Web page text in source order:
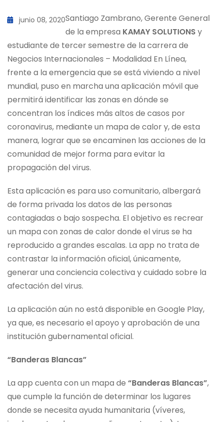
junio 08, 2020Santiago Zambrano, Gerente General
de la empresa KAMAY SOLUTIONS y
estudiante de tercer semestre de la carrera de
Negocios Internacionales – Modalidad En Línea,
frente a la emergencia que se está viviendo a nivel
mundial, puso en marcha una aplicación móvil que
permitirá identificar las zonas en dónde se
concentran los índices más altos de casos por
coronavirus, mediante un mapa de calor y, de esta
manera, lograr que se encaminen las acciones de la
comunidad de mejor forma para evitar la
propagación del virus.
Esta aplicación es para uso comunitario, albergará
de forma privada los datos de las personas
contagiadas o bajo sospecha. El objetivo es recrear
un mapa con zonas de calor donde el virus se ha
reproducido a grandes escalas. La app no trata de
contrastar la información oficial, únicamente,
generar una conciencia colectiva y cuidado sobre la
afectación del virus.
La aplicación aún no está disponible en Google Play,
ya que, es necesario el apoyo y aprobación de una
institución gubernamental oficial.
“Banderas Blancas”
La app cuenta con un mapa de “Banderas Blancas”,
que cumple la función de determinar los lugares
donde se necesita ayuda humanitaria (víveres,